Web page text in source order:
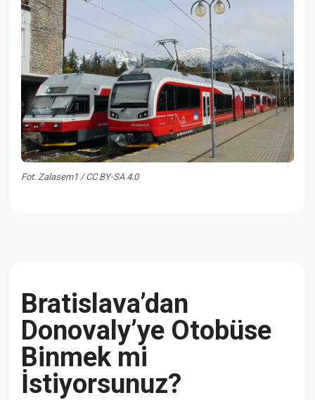
Fot. Zalasem1 / CC BY-SA 4.0
Bratislava’dan
Donovaly’ye Otobüse
Binmek mi
İstiyorsunuz?